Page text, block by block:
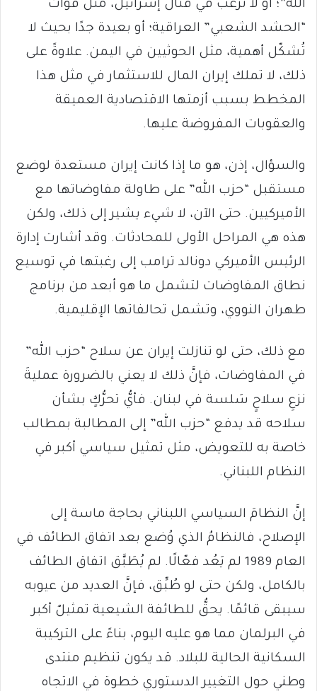
الله”؛ أو لا ترغب في قتال إسرائيل، مثل قوات
“الحشد الشعبي” العراقية؛ أو بعيدة جدًا بحيث لا
تُشكّل أهمية، مثل الحوثيين في اليمن. علاوةً على
ذلك، لا تملك إيران المال للاستثمار في مثل هذا
المخطط بسبب أزمتها الاقتصادية العميقة
والعقوبات المفروضة عليها.
والسؤال، إذن، هو ما إذا كانت إيران مستعدة لوضع
مستقبل “حزب الله” على طاولة مفاوضاتها مع
الأميركيين. حتى الآن، لا شيء يشير إلى ذلك، ولكن
هذه هي المراحل الأولى للمحادثات. وقد أشارت إدارة
الرئيس الأميركي دونالد ترامب إلى رغبتها في توسيع
نطاق المفاوضات لتشمل ما هو أبعد من برنامج
طهران النووي، وتشمل تحالفاتها الإقليمية.
مع ذلك، حتى لو تنازلت إيران عن سلاح “حزب الله”
في المفاوضات، فإنَّ ذلك لا يعني بالضرورة عمليةَ
نزعِ سلاحٍ سَلسة في لبنان. فأيُّ تحرُّكٍ بشأن
سلاحه قد يدفع “حزب الله” إلى المطالبة بمطالب
خاصة به للتعويض، مثل تمثيل سياسي أكبر في
النظام اللبناني.
إنَّ النظامَ السياسي اللبناني بحاجة ماسة إلى
الإصلاح، فالنظامُ الذي وُضع بعد اتفاق الطائف في
العام 1989 لم يَعُد فعّالًا. لم يُطَبَّق اتفاق الطائف
بالكامل، ولكن حتى لو طُبِّق، فإنَّ العديد من عيوبه
سيبقى قائمًا. يحقُّ للطائفة الشيعية تمثيلٌ أكبر
في البرلمان مما هو عليه اليوم، بناءً على التركيبة
السكانية الحالية للبلاد. قد يكون تنظيم منتدى
وطني حول التغيير الدستوري خطوة في الاتجاه